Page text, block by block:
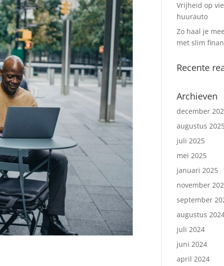
Vrijheid op
huurauto
Zo haal je
met slim
Recente
Archieven
december
augustus
juli 2025
mei 2025
januari 2025
november
september
augustus
juli 2024
juni 2024
april 2024